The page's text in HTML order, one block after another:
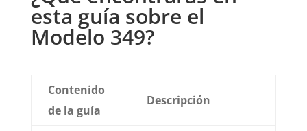
esta guía sobre el
Modelo 349?
Contenido
de la guía
Descripción